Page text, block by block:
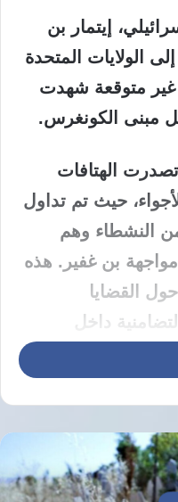
إيتمار بن
الولايات المتحدة
غير متوقعة شهدت
مبنى الكونغرس.
الهتافات
حيث تم تداول
النشطاء وهم
بن غفير. هذه
القضايا
داخل
أي اجتماعات
زيارته، يبدو أن
ومتناقضة، إذ
لفلسطين وتُظهر